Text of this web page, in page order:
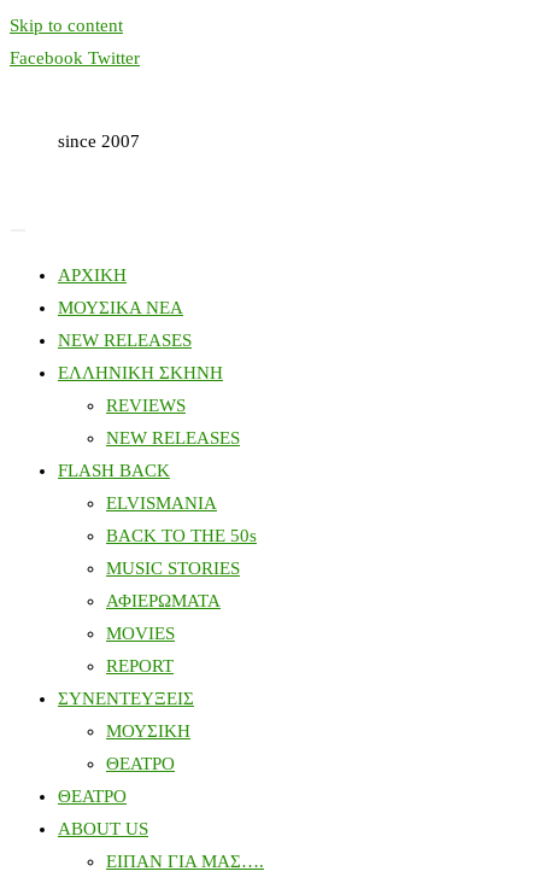
Skip to content
Facebook Twitter
since 2007
ΑΡΧΙΚΗ
ΜΟΥΣΙΚΑ ΝΕΑ
NEW RELEASES
ΕΛΛΗΝΙΚΗ ΣΚΗΝΗ
REVIEWS
NEW RELEASES
FLASH BACK
ELVISMANIA
BACK TO THE 50s
MUSIC STORIES
ΑΦΙΕΡΩΜΑΤΑ
MOVIES
REPORT
ΣΥΝΕΝΤΕΥΞΕΙΣ
ΜΟΥΣΙΚΗ
ΘΕΑΤΡΟ
ΘΕΑΤΡΟ
ABOUT US
ΕΙΠΑΝ ΓΙΑ ΜΑΣ….